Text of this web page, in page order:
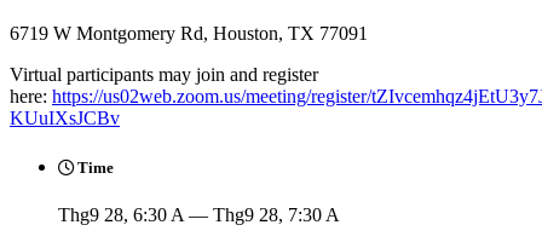
6719 W Montgomery Rd, Houston, TX 77091
Virtual participants may join and register
here: https://us02web.zoom.us/meeting/register/
KUuIXsJCBv
Time
Thg9 28, 6:30 A — Thg9 28, 7:30 A